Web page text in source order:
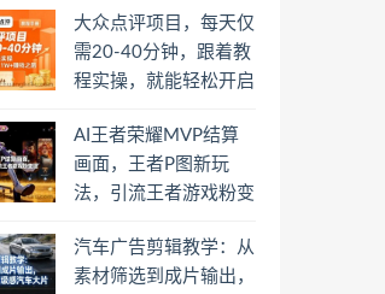
大众点评项目，每天仅
需20-40分钟，跟着教
程实操，就能轻松开启
AI王者荣耀MVP结算
画面，王者P图新玩
法，引流王者游戏粉变
汽车广告剪辑教学：从
素材筛选到成片输出，